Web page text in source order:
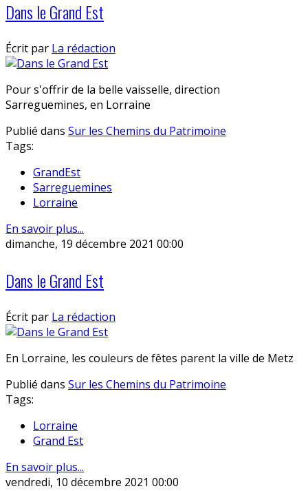
Dans le Grand Est
Écrit par La rédaction
Pour s'offrir de la belle vaisselle, direction
Sarreguemines, en Lorraine
Publié dans Sur les Chemins du Patrimoine
Tags:
GrandEst
Sarreguemines
Lorraine
En savoir plus...
dimanche, 19 décembre 2021 00:00
Dans le Grand Est
Écrit par La rédaction
En Lorraine, les couleurs de fêtes parent la ville de Metz
Publié dans Sur les Chemins du Patrimoine
Tags:
Lorraine
Grand Est
En savoir plus...
vendredi, 10 décembre 2021 00:00